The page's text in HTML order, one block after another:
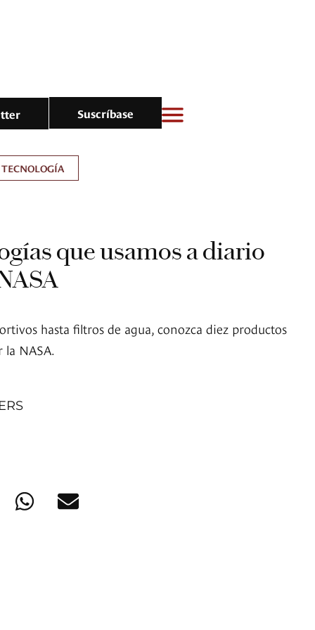
Suscríbase
TECNOLOGÍA
que usamos a diario
hasta filtros de agua, conozca diez productos
la NASA.